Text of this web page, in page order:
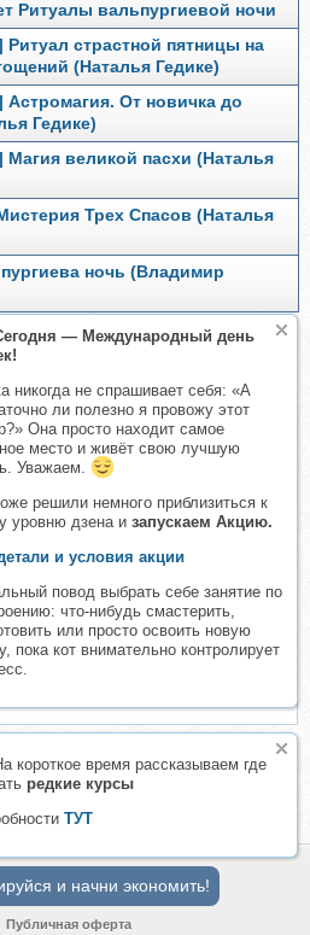
— Международный день
никогда не спрашивает себя: «А
ли полезно я провожу этот
Она просто находит самое
место и живёт свою лучшую
Уважаем.
решили немного приблизиться к
уровню дзена и запускаем Акцию.
и условия акции
повод выбрать себе занятие по
что-нибудь смастерить,
или просто освоить новую
пока кот внимательно контролирует
короткое время рассказываем где
редкие курсы
ТУТ
Ритуалы вальпургиевой ночи
Ритуал страстной пятницы на
(Наталья Гедике)
Астромагия. От новичка до
Гедике)
Магия великой пасхи (Наталья
Трех Спасов (Наталья
ночь (Владимир
Активный складчик
взносов.
с каждого участника: 213
списке: 2 чел.
13 Май
НЛП-практик. Структура
|[Атлантида] 2022 Видеолекции
— Энергия Земли
Публичная оферта
и начни экономить!